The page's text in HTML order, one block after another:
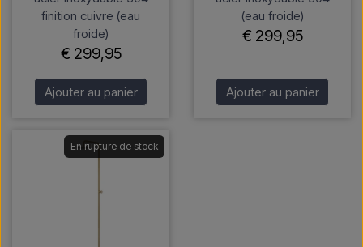
finition cuivre (eau
froide)
€ 299,95
Ajouter au panier
(eau froide)
€ 299,95
Ajouter au panier
En rupture de stock